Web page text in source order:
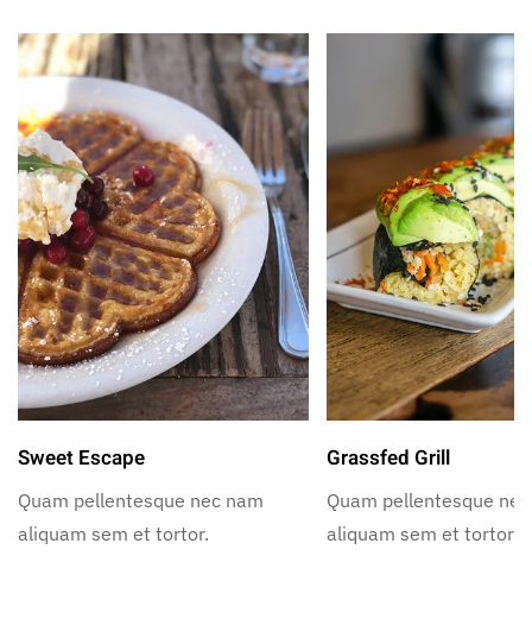
Sweet Escape
Quam pellentesque nec nam
aliquam sem et tortor.
Grassfed Grill
Quam pellentesque
aliquam sem et tortor.